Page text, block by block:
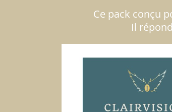
Ce pack conçu
Il